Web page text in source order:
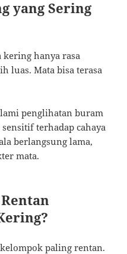
yang Sering
kering hanya rasa
luas. Mata bisa terasa
penglihatan buram
terhadap cahaya
berlangsung lama,
mata.
paling rentan.